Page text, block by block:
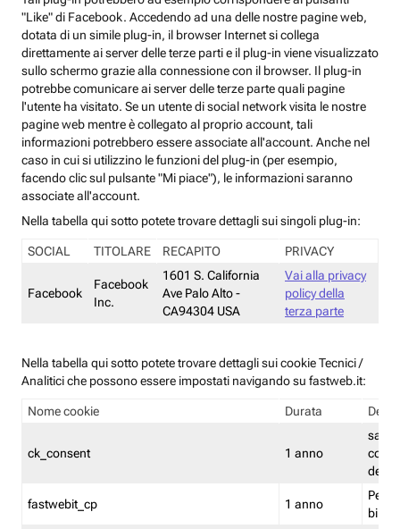
"Like" di Facebook. Accedendo ad una delle nostre pagine web,
dotata di un simile plug-in, il browser Internet si collega
direttamente ai server delle terze parti e il plug-in viene visualizzato
sullo schermo grazie alla connessione con il browser. Il plug-in
potrebbe comunicare ai server delle terze parte quali pagine
l'utente ha visitato. Se un utente di social network visita le nostre
pagine web mentre è collegato al proprio account, tali
informazioni potrebbero essere associate all'account. Anche nel
caso in cui si utilizzino le funzioni del plug-in (per esempio,
facendo clic sul pulsante "Mi piace"), le informazioni saranno
associate all'account.
Nella tabella qui sotto potete trovare dettagli sui singoli plug-in:
SOCIAL TITOLARE RECAPITO PRIVACY
Facebook
Facebook
Inc.
1601 S. California
Ave Palo Alto -
CA94304 USA
Vai alla privacy
policy della
terza parte
Nella tabella qui sotto potete trovare dettagli sui cookie Tecnici /
Analitici che possono essere impostati navigando su fastweb.it:
Nome cookie Durata
ck_consent 1 anno
salva
dei
fastwebit_cp 1 anno